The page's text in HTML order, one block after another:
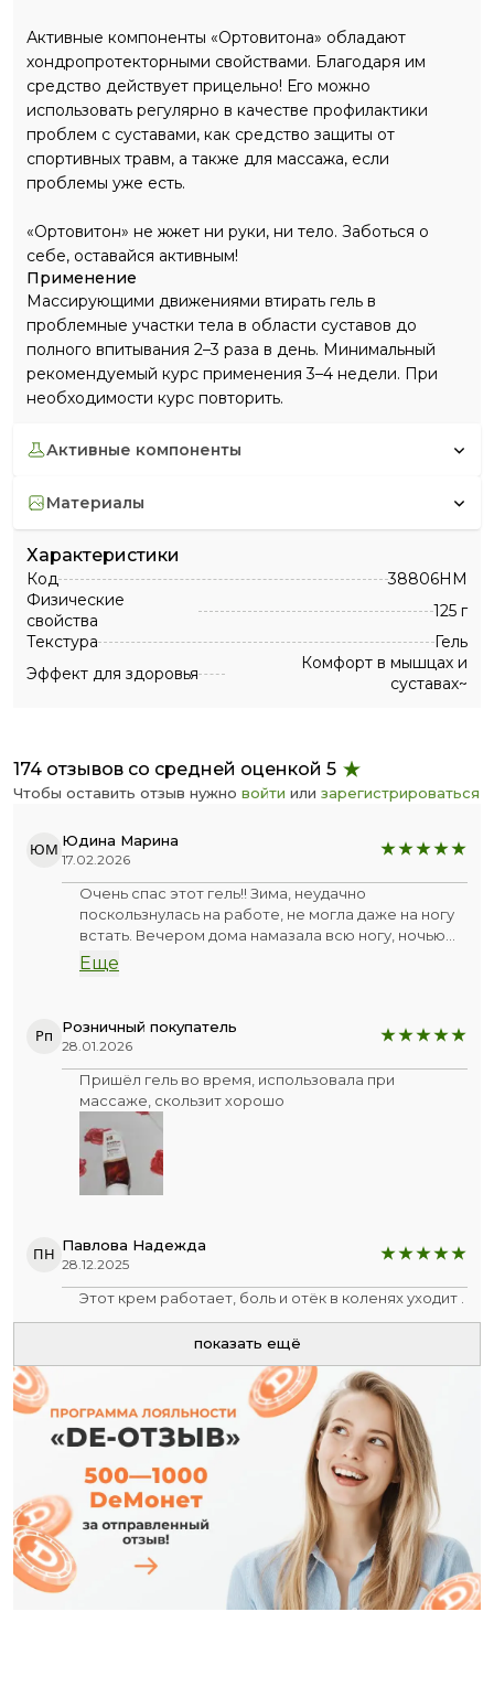
Активные компоненты «Ортовитона» обладают
хондропротекторными свойствами. Благодаря им
средство действует прицельно! Его можно
использовать регулярно в качестве профилактики
проблем с суставами, как средство защиты от
спортивных травм, а также для массажа, если
проблемы уже есть.
«Ортовитон» не жжет ни руки, ни тело. Заботься о
себе, оставайся активным!
Применение
Массирующими движениями втирать гель в
проблемные участки тела в области суставов до
полного впитывания 2–3 раза в день. Минимальный
рекомендуемый курс применения 3–4 недели. При
необходимости курс повторить.
активные компоненты
материалы
Характеристики
Код
38806HM
Физические
свойства
125 г
Текстура
Гель
Эффект для здоровья
Комфорт в мышцах и
суставах~
174 отзывов со средней оценкой 5
Чтобы оставить отзыв нужно войти или зарегистрироваться
ЮМ Юдина Марина
17.02.2026
Очень спас этот гель!! Зима, неудачно
поскользнулась на работе, не могла даже на ногу
встать. Вечером дома намазала всю ногу, ночью
просыпалась опять намазала. Утром я очень
обрадовалась, что могла хромать без резкой
никакой ужасной боли от растяжения))
Еще
Рп Розничный покупатель
28.01.2026
Пришёл гель во время, использовала при
массаже, скользит хорошо
ПН Павлова Надежда
28.12.2025
Этот крем работает, боль и отёк в коленях уходит .
показать ещё